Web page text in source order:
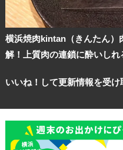
横浜焼肉kintan（きんたん）
解！上質肉の連鎖に酔いしれ
いいね！して更新情報を受け
観光ガイド
ランキング
ブログ記事
サイトについて